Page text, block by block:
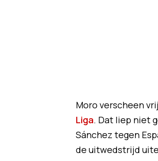
Moro verscheen
Liga. Dat liep niet
Sánchez tegen
de uitwedstrijd